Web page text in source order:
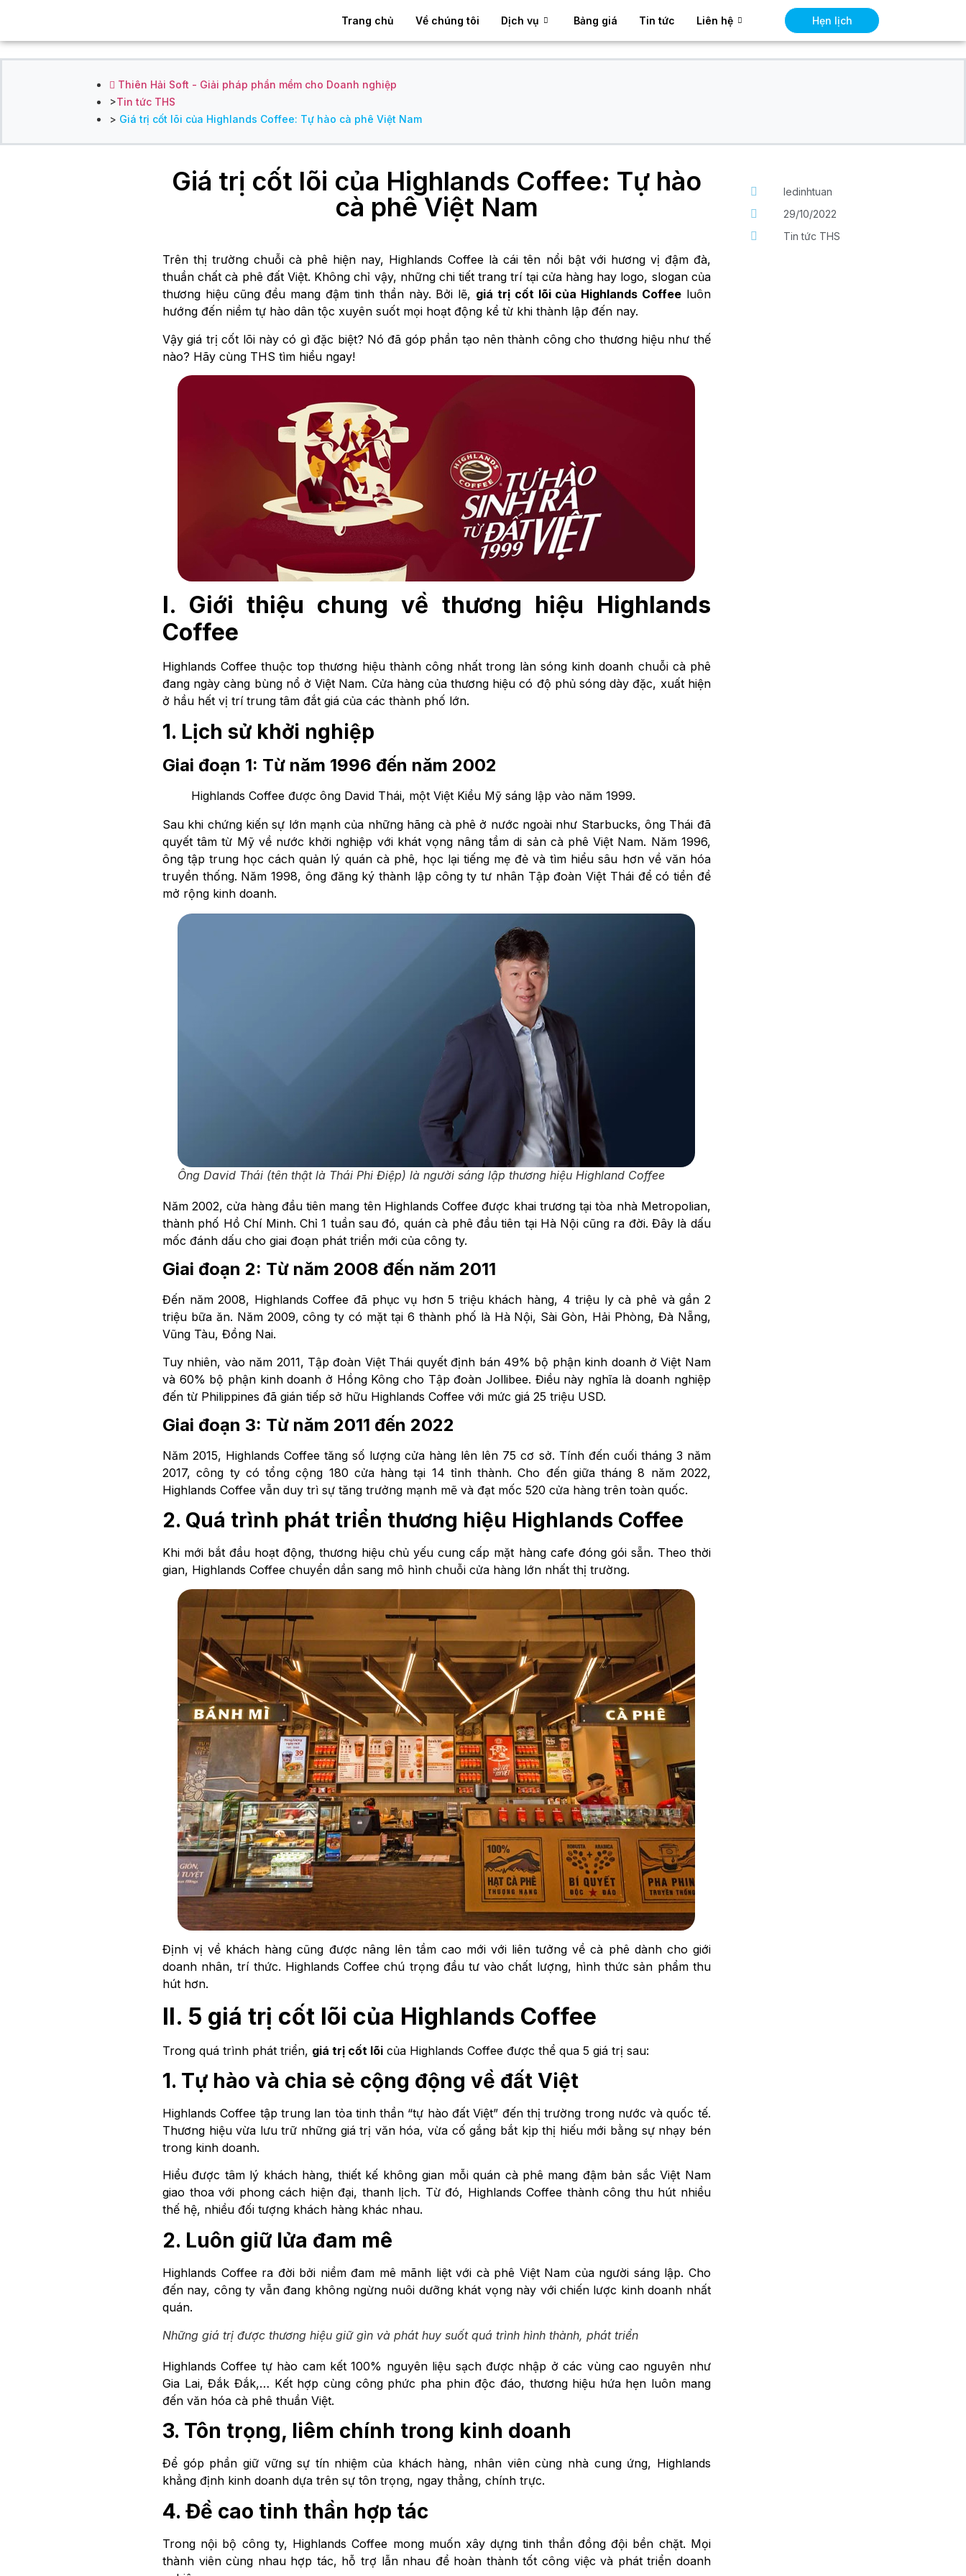
Trang chủ Về chúng tôi Dịch vụ Bảng giá Tin tức Liên hệ Hẹn lịch
Thiên Hải Soft - Giải pháp phần mềm cho Doanh nghiệp
Tin tức THS
Giá trị cốt lõi của Highlands Coffee: Tự hào cà phê Việt Nam
Giá trị cốt lõi của Highlands Coffee: Tự hào
cà phê Việt Nam
Trên thị trường chuỗi cà phê hiện nay, Highlands Coffee là cái tên nổi bật với hương vị đậm đà,
thuần chất cà phê đất Việt. Không chỉ vậy, những chi tiết trang trí tại cửa hàng hay logo, slogan của
thương hiệu cũng đều mang đậm tinh thần này. Bởi lẽ, giá trị cốt lõi của Highlands Coffeeluôn
hướng đến niềm tự hào dân tộc xuyên suốt mọi hoạt động kể từ khi thành lập đến nay.
Vậy giá trị cốt lõi này có gì đặc biệt? Nó đã góp phần tạo nên thành công cho thương hiệu như thế
nào? Hãy cùng THS tìm hiểu ngay!
I. Giới thiệu chung về thương hiệu Highlands
Coffee
Highlands Coffee thuộc top thương hiệu thành công nhất trong làn sóng kinh doanh chuỗi cà phê
đang ngày càng bùng nổ ở Việt Nam. Cửa hàng của thương hiệu có độ phủ sóng dày đặc, xuất hiện
ở hầu hết vị trí trung tâm đắt giá của các thành phố lớn.
1. Lịch sử khởi nghiệp
Giai đoạn 1: Từ năm 1996 đến năm 2002
Highlands Coffee được ông David Thái, một Việt Kiều Mỹ sáng lập vào năm 1999.
Sau khi chứng kiến sự lớn mạnh của những hãng cà phê ở nước ngoài như Starbucks, ông Thái đã
quyết tâm từ Mỹ về nước khởi nghiệp với khát vọng nâng tầm di sản cà phê Việt Nam. Năm 1996,
ông tập trung học cách quản lý quán cà phê, học lại tiếng mẹ đẻ và tìm hiểu sâu hơn về văn hóa
truyền thống. Năm 1998, ông đăng ký thành lập công ty tư nhân Tập đoàn Việt Thái để có tiền đề
mở rộng kinh doanh.
Ông David Thái (tên thật là Thái Phi Điệp) là người sáng lập thương hiệu Highland Coffee
Năm 2002, cửa hàng đầu tiên mang tên Highlands Coffee được khai trương tại tòa nhà Metropolian,
thành phố Hồ Chí Minh. Chỉ 1 tuần sau đó, quán cà phê đầu tiên tại Hà Nội cũng ra đời. Đây là dấu
mốc đánh dấu cho giai đoạn phát triển mới của công ty.
Giai đoạn 2: Từ năm 2008 đến năm 2011
Đến năm 2008, Highlands Coffee đã phục vụ hơn 5 triệu khách hàng, 4 triệu ly cà phê và gần 2
triệu bữa ăn. Năm 2009, công ty có mặt tại 6 thành phố là Hà Nội, Sài Gòn, Hải Phòng, Đà Nẵng,
Vũng Tàu, Đồng Nai.
Tuy nhiên, vào năm 2011, Tập đoàn Việt Thái quyết định bán 49% bộ phận kinh doanh ở Việt Nam
và 60% bộ phận kinh doanh ở Hồng Kông cho Tập đoàn Jollibee. Điều này nghĩa là doanh nghiệp
đến từ Philippines đã gián tiếp sở hữu Highlands Coffee với mức giá 25 triệu USD.
Giai đoạn 3: Từ năm 2011 đến 2022
Năm 2015, Highlands Coffee tăng số lượng cửa hàng lên lên 75 cơ sở. Tính đến cuối tháng 3 năm
2017, công ty có tổng cộng 180 cửa hàng tại 14 tỉnh thành. Cho đến giữa tháng 8 năm 2022,
Highlands Coffee vẫn duy trì sự tăng trưởng mạnh mẽ và đạt mốc 520 cửa hàng trên toàn quốc.
2. Quá trình phát triển thương hiệu Highlands Coffee
Khi mới bắt đầu hoạt động, thương hiệu chủ yếu cung cấp mặt hàng cafe đóng gói sẵn. Theo thời
gian, Highlands Coffee chuyển dần sang mô hình chuỗi cửa hàng lớn nhất thị trường.
Định vị về khách hàng cũng được nâng lên tầm cao mới với liên tưởng về cà phê dành cho giới
doanh nhân, trí thức. Highlands Coffee chú trọng đầu tư vào chất lượng, hình thức sản phẩm thu
hút hơn.
II. 5 giá trị cốt lõi của Highlands Coffee
Trong quá trình phát triển, giá trị cốt lõi của Highlands Coffee được thể qua 5 giá trị sau:
1. Tự hào và chia sẻ cộng động về đất Việt
Highlands Coffee tập trung lan tỏa tinh thần “tự hào đất Việt” đến thị trường trong nước và quốc tế.
Thương hiệu vừa lưu trữ những giá trị văn hóa, vừa cố gắng bắt kịp thị hiếu mới bằng sự nhạy bén
trong kinh doanh.
Hiểu được tâm lý khách hàng, thiết kế không gian mỗi quán cà phê mang đậm bản sắc Việt Nam
giao thoa với phong cách hiện đại, thanh lịch. Từ đó, Highlands Coffee thành công thu hút nhiều
thế hệ, nhiều đối tượng khách hàng khác nhau.
2. Luôn giữ lửa đam mê
Highlands Coffee ra đời bởi niềm đam mê mãnh liệt với cà phê Việt Nam của người sáng lập. Cho
đến nay, công ty vẫn đang không ngừng nuôi dưỡng khát vọng này với chiến lược kinh doanh nhất
quán.
Những giá trị được thương hiệu giữ gìn và phát huy suốt quá trình hình thành, phát triển
Highlands Coffee tự hào cam kết 100% nguyên liệu sạch được nhập ở các vùng cao nguyên như
Gia Lai, Đắk Đắk,… Kết hợp cùng công phức pha phin độc đáo, thương hiệu hứa hẹn luôn mang
đến văn hóa cà phê thuần Việt.
3. Tôn trọng, liêm chính trong kinh doanh
Để góp phần giữ vững sự tín nhiệm của khách hàng, nhân viên cùng nhà cung ứng, Highlands
khẳng định kinh doanh dựa trên sự tôn trọng, ngay thẳng, chính trực.
4. Đề cao tinh thần hợp tác
Trong nội bộ công ty, Highlands Coffee mong muốn xây dựng tinh thần đồng đội bền chặt. Mọi
thành viên cùng nhau hợp tác, hỗ trợ lẫn nhau để hoàn thành tốt công việc và phát triển doanh
ledinhtuan
29/10/2022
Tin tức THS